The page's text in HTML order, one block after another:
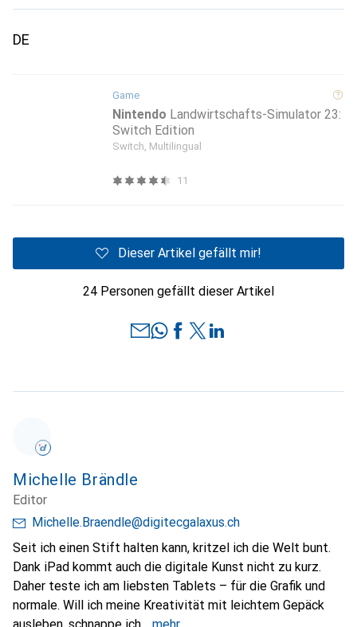
DE
Game
Nintendo Landwirtschafts-Simulator 23:
Switch Edition
Switch, Multilingual
11
Dieser Artikel gefällt mir!
24 Personen gefällt dieser Artikel
Michelle Brändle
Editor
Michelle.Braendle@digitecgalaxus.ch
Seit ich einen Stift halten kann, kritzel ich die Welt bunt.
Dank iPad kommt auch die digitale Kunst nicht zu kurz.
Daher teste ich am liebsten Tablets – für die Grafik und
normale. Will ich meine Kreativität mit leichtem Gepäck